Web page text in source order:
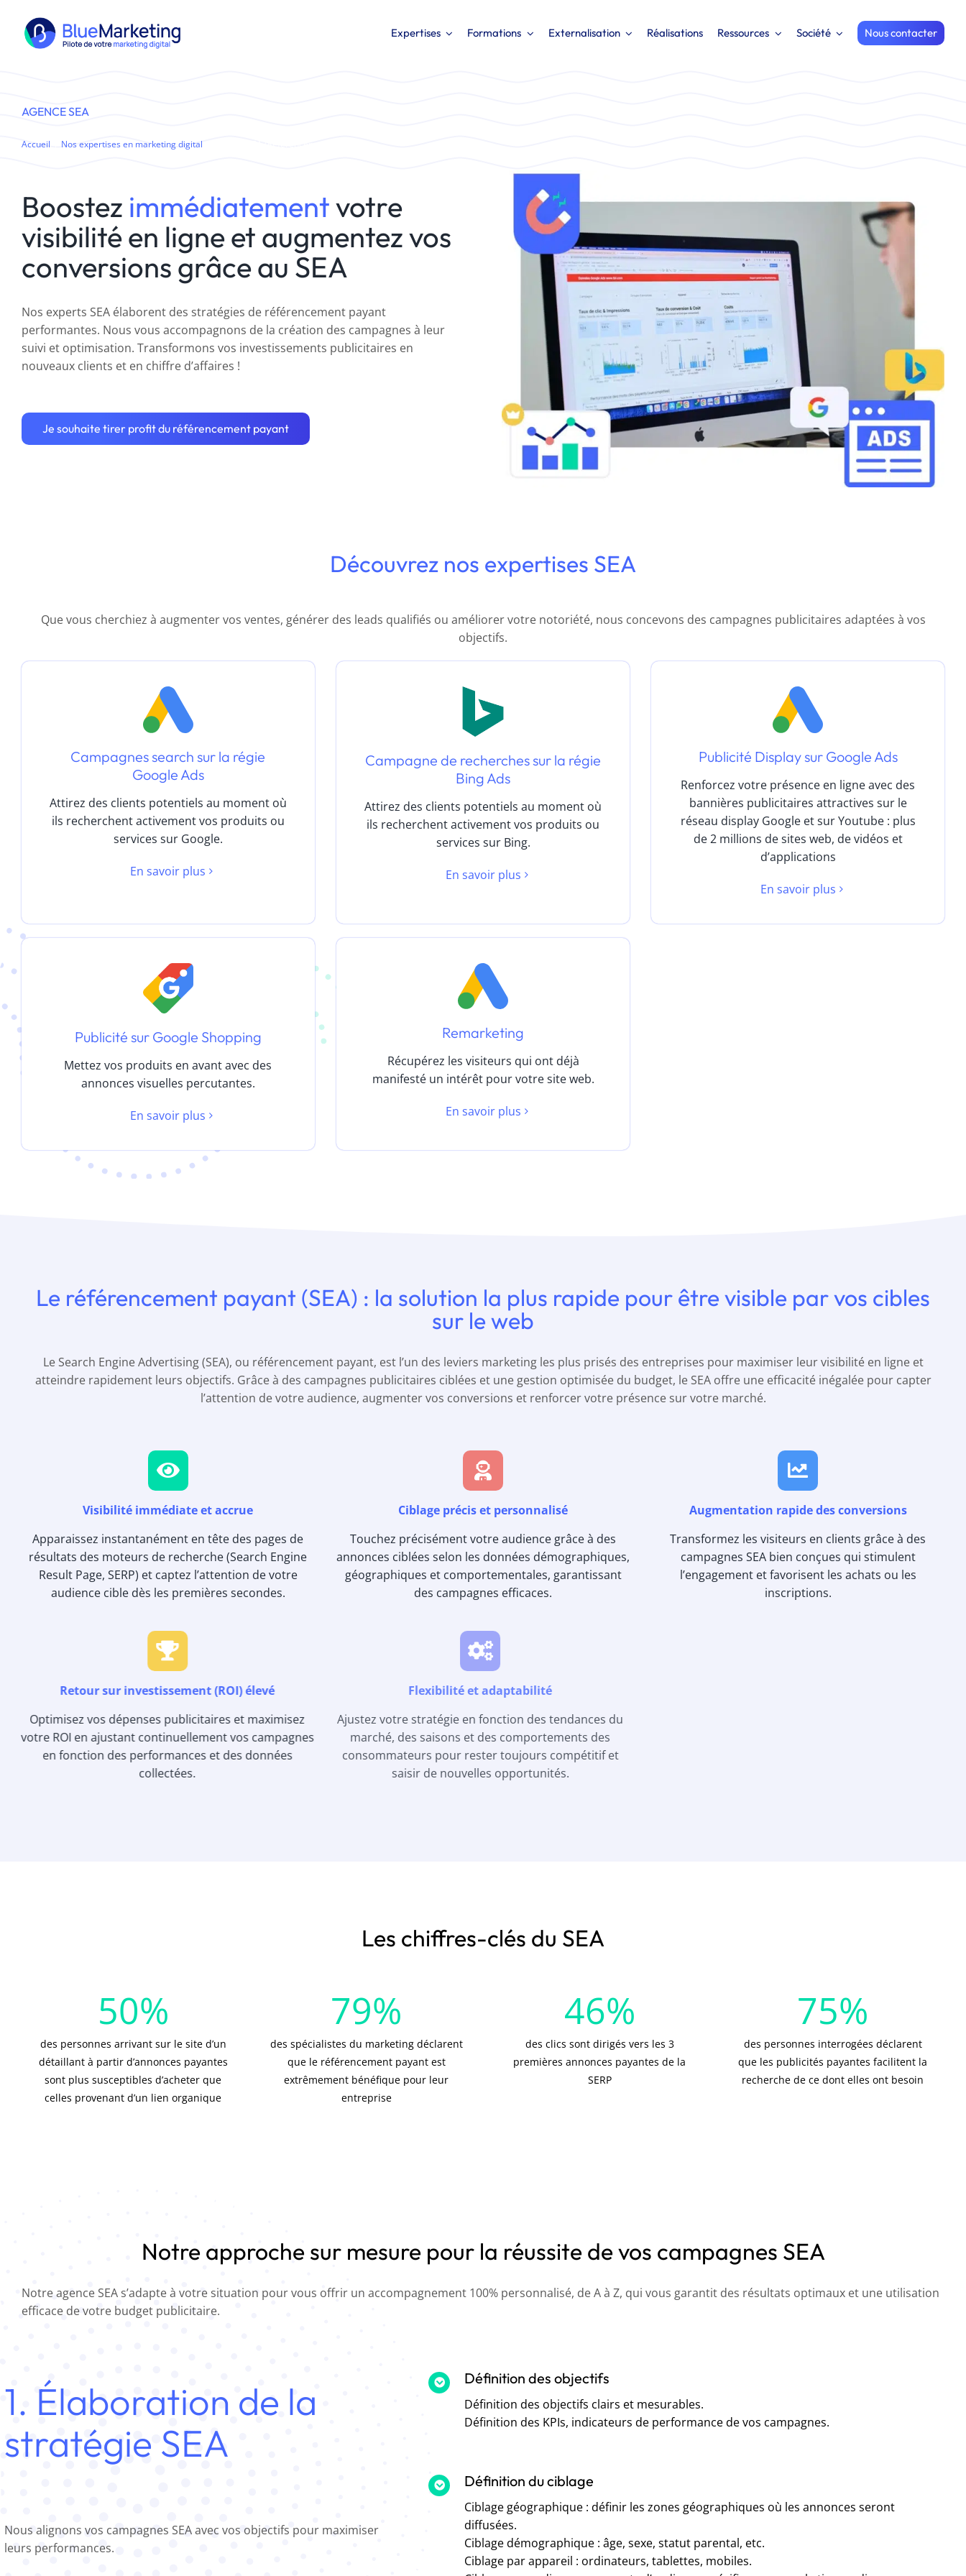
contenu
Expertises Formations Externalisation Réalisations Ressources Société Nous contacter
AGENCE SEA
Accueil Nos expertises en marketing digital
Boostez immédiatementvotre
visibilité en ligne et augmentez vos
conversions grâce au SEA
Nos experts SEA élaborent des stratégies de référencement payant
performantes. Nous vous accompagnons de la création des campagnes à leur
suivi et optimisation. Transformons vos investissements publicitaires en
nouveaux clients et en chiffre d’affaires !
Je souhaite tirer profit du référencement payant
Découvrez nos expertises SEA
Que vous cherchiez à augmenter vos ventes, générer des leads qualifiés ou améliorer votre notoriété, nous concevons des campagnes publicitaires adaptées à vos
objectifs.
Campagnes search sur la régie
Google Ads
Attirez des clients potentiels au moment où
ils recherchent activement vos produits ou
services sur Google.
En savoir plus
Campagne de recherches sur la régie
Bing Ads
Attirez des clients potentiels au moment où
ils recherchent activement vos produits ou
services sur Bing.
En savoir plus
Publicité Display sur Google Ads
Renforcez votre présence en ligne avec des
bannières publicitaires attractives sur le
réseau display Google et sur Youtube : plus
de 2 millions de sites web, de vidéos et
d’applications
En savoir plus
Publicité sur Google Shopping
Mettez vos produits en avant avec des
annonces visuelles percutantes.
En savoir plus
Remarketing
Récupérez les visiteurs qui ont déjà
manifesté un intérêt pour votre site web.
En savoir plus
Le référencement payant (SEA) : la solution la plus rapide pour être visible par vos cibles
sur le web
Le Search Engine Advertising (SEA), ou référencement payant, est l’un des leviers marketing les plus prisés des entreprises pour maximiser leur visibilité en ligne et
atteindre rapidement leurs objectifs. Grâce à des campagnes publicitaires ciblées et une gestion optimisée du budget, le SEA offre une efficacité inégalée pour capter
l’attention de votre audience, augmenter vos conversions et renforcer votre présence sur votre marché.
Visibilité immédiate et accrue
Apparaissez instantanément en tête des pages de
résultats des moteurs de recherche (Search Engine
Result Page, SERP) et captez l’attention de votre
audience cible dès les premières secondes.
Ciblage précis et personnalisé
Touchez précisément votre audience grâce à des
annonces ciblées selon les données démographiques,
géographiques et comportementales, garantissant
des campagnes efficaces.
Augmentation rapide des conversions
Transformez les visiteurs en clients grâce à des
campagnes SEA bien conçues qui stimulent
l’engagement et favorisent les achats ou les
inscriptions.
Retour sur investissement (ROI) élevé
Optimisez vos dépenses publicitaires et maximisez
votre ROI en ajustant continuellement vos campagnes
en fonction des performances et des données
collectées.
Flexibilité et adaptabilité
Ajustez votre stratégie en fonction des tendances du
marché, des saisons et des comportements des
consommateurs pour rester toujours compétitif et
saisir de nouvelles opportunités.
Les chiffres-clés du SEA
50%
des personnes arrivant sur le site d’un
détaillant à partir d’annonces payantes
sont plus susceptibles d’acheter que
celles provenant d’un lien organique
79%
des spécialistes du marketing déclarent
que le référencement payant est
extrêmement bénéfique pour leur
entreprise
46%
des clics sont dirigés vers les 3
premières annonces payantes de la
SERP
75%
des personnes interrogées déclarent
que les publicités payantes facilitent la
recherche de ce dont elles ont besoin
Notre approche sur mesure pour la réussite de vos campagnes SEA
Notre agence SEA s’adapte à votre situation pour vous offrir un accompagnement 100% personnalisé, de A à Z, qui vous garantit des résultats optimaux et une utilisation
efficace de votre budget publicitaire.
1. Élaboration de la
stratégie SEA
Nous alignons vos campagnes SEA avec vos objectifs pour maximiser
leurs performances.
Définition des objectifs
Définition des objectifs clairs et mesurables.
Définition des KPIs, indicateurs de performance de vos campagnes.
Définition du ciblage
Ciblage géographique : définir les zones géographiques où les annonces seront
diffusées.
Ciblage démographique : âge, sexe, statut parental, etc.
Ciblage par appareil : ordinateurs, tablettes, mobiles.